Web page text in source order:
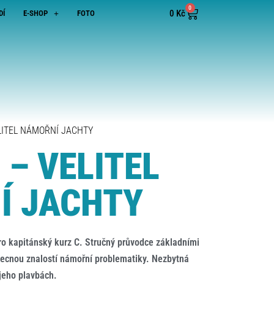
E-SHOP FOTO 0 Kč
0
NÁMOŘNÍ JACHTY
VELITEL
JACHTY
kapitánský kurz C. Stručný průvodce základními
znalostí námořní problematiky. Nezbytná
plavbách.